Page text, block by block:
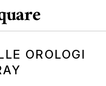
OROLOGI